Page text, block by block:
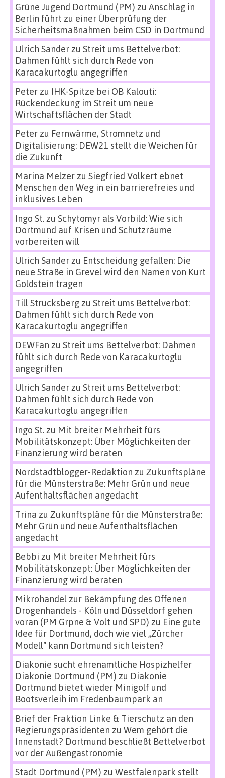
Grüne Jugend Dortmund (PM) zu Anschlag in
Berlin führt zu einer Überprüfung der
Sicherheitsmaßnahmen beim CSD in Dortmund
Ulrich Sanderzu Streit ums Bettelverbot:
Dahmen fühlt sich durch Rede von
Karacakurtoglu angegriffen
Peterzu IHK-Spitze bei OB Kalouti:
Rückendeckung im Streit um neue
Wirtschaftsflächen der Stadt
Peterzu Fernwärme, Stromnetz und
Digitalisierung: DEW21 stellt die Weichen für
die Zukunft
Marina Melzerzu Siegfried Volkert ebnet
Menschen den Weg in ein barrierefreies und
inklusives Leben
Ingo St.zu Schytomyr als Vorbild: Wie sich
Dortmund auf Krisen und Schutzräume
vorbereiten will
Ulrich Sanderzu Entscheidung gefallen: Die
neue Straße in Grevel wird den Namen von Kurt
Goldstein tragen
Till Strucksbergzu Streit ums Bettelverbot:
Dahmen fühlt sich durch Rede von
Karacakurtoglu angegriffen
DEWFan zu Streit ums Bettelverbot: Dahmen
fühlt sich durch Rede von Karacakurtoglu
angegriffen
Ulrich Sanderzu Streit ums Bettelverbot:
Dahmen fühlt sich durch Rede von
Karacakurtoglu angegriffen
Ingo St.zu Mit breiter Mehrheit fürs
Mobilitätskonzept: Über Möglichkeiten der
Finanzierung wird beraten
Nordstadtblogger-Redaktion zu Zukunftspläne
für die Münsterstraße: Mehr Grün und neue
Aufenthaltsflächen angedacht
Trina zu Zukunftspläne für die Münsterstraße:
Mehr Grün und neue Aufenthaltsflächen
angedacht
Bebbi zu Mit breiter Mehrheit fürs
Mobilitätskonzept: Über Möglichkeiten der
Finanzierung wird beraten
Mikrohandel zur Bekämpfung des Offenen
Drogenhandels - Köln und Düsseldorf gehen
voran (PM Grpne & Volt und SPD) zu Eine gute
Idee für Dortmund, doch wie viel „Zürcher
Modell“ kann Dortmund sich leisten?
Diakonie sucht ehrenamtliche Hospizhelfer
Diakonie Dortmund (PM) zu Diakonie
Dortmund bietet wieder Minigolf und
Bootsverleih im Fredenbaumpark an
Brief der Fraktion Linke & Tierschutz an den
Regierungspräsidenten zu Wem gehört die
Innenstadt? Dortmund beschließt Bettelverbot
vor der Außengastronomie
Stadt Dortmund (PM) zu Westfalenpark stellt